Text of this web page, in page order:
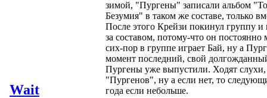
Wait
зимой, "Пургены" записали альбом
Безумия" в таком же составе, только
После этого Крейзи покинул группу
за составом, потому-что он
сих-пор в группе играет Бай, ну а
момент последний, свой
Пургены уже выпустили. Ходят слухи,
"Пургенов", ну а если нет, то
года если небольше.